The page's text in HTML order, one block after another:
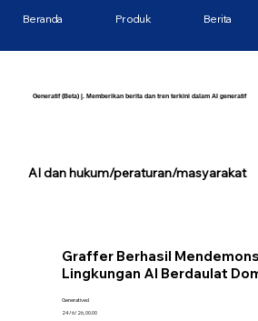
Generatif (Beta) |. Memberikan berita dan tren terkini dalam AI generatif
Graffer Berhasil
Lingkungan AI Berdaulat
Generatived
24/6/26, 00.00
Beranda Produk Berita
AI dan hukum/peraturan/masyarakat